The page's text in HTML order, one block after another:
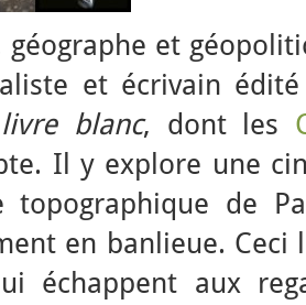
géographe et
et écrivain
blanc, dont les
Il y explore une
topographique de
en banlieue. Ceci
échappent aux